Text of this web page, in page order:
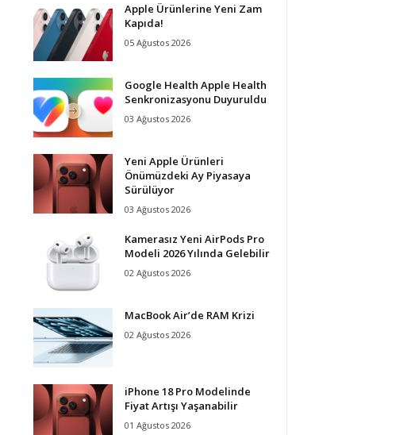
Apple Ürünlerine Yeni Zam
Kapıda!
05 Ağustos 2026
Google Health Apple Health
Senkronizasyonu Duyuruldu
03 Ağustos 2026
Yeni Apple Ürünleri
Önümüzdeki Ay Piyasaya
Sürülüyor
03 Ağustos 2026
Kamerasız Yeni AirPods Pro
Modeli 2026 Yılında Gelebilir
02 Ağustos 2026
MacBook Air’de RAM Krizi
02 Ağustos 2026
iPhone 18 Pro Modelinde
Fiyat Artışı Yaşanabilir
01 Ağustos 2026